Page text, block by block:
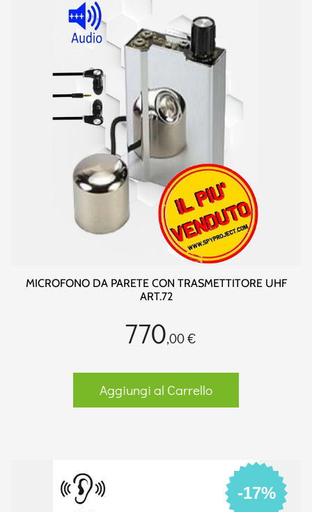
MICROFONO DA PARETE CON TRASMETTITORE UHF
ART.72
770,00 €
Aggiungi al Carrello
-17%